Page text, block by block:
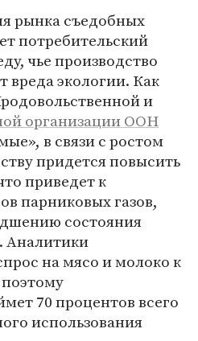
рынка съедобных
потребительский
чье производство
вреда экологии. Как
и
организации ООН
в связи с ростом
придется повысить
приведет к
парниковых газов,
состояния
Аналитики
на мясо и молоко к
70 процентов всего
использования